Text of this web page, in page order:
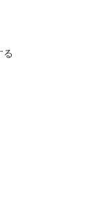
る